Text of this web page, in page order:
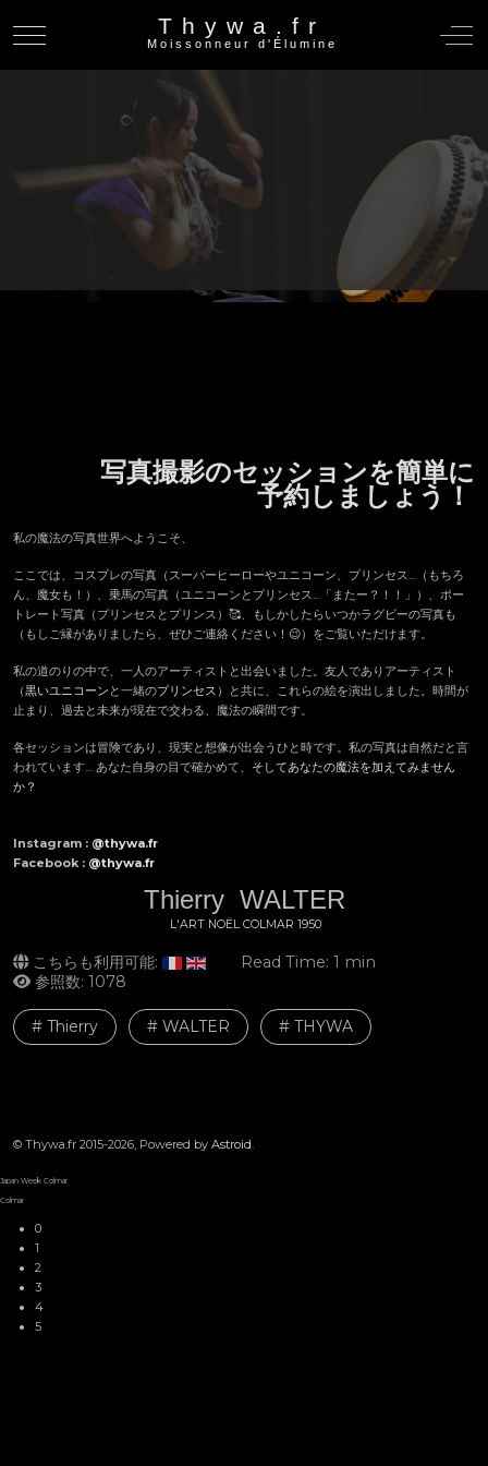
Mobile Menu Toggle Thywa.fr
Moissonneur d'Élumine
Off-
Japan Week Colmar
Colmar
0
1
2
3
4
5
写真撮影のセッションを簡単に
予約しましょう！
私の魔法の写真世界へようこそ、
ここでは、コスプレの写真（スーパーヒーローやユニコーン、プリンセス…（もちろ
ん、魔女も！）、乗馬の写真（ユニコーンとプリンセス…「またー？！！」）、ポー
トレート写真（プリンセスとプリンス）🥰、もしかしたらいつかラグビーの写真も
（もしご縁がありましたら、ぜひご連絡ください！😉）をご覧いただけます。
私の道のりの中で、一人のアーティストと出会いました。友人でありアーティスト
（黒いユニコーン と一緒のプリンセス ）と共に、これらの絵を演出しました。時間が
止まり、過去と未来が現在で交わる、魔法の瞬間です。
各セッションは冒険であり、現実と想像が出会うひと時です。私の写真は自然だと言
われています… あなた自身の目で確かめて、 そしてあなたの魔法を加えてみません
か？
Instagram : @thywa.fr
Facebook : @thywa.fr
Thierry WALTER
L'ART NOËL COLMAR 1950
こちらも利用可能:
Read Time: 1 min
参照数: 1078
# Thierry # WALTER # THYWA
1950
© Thywa.fr 2015-2026, Powered by Astroid